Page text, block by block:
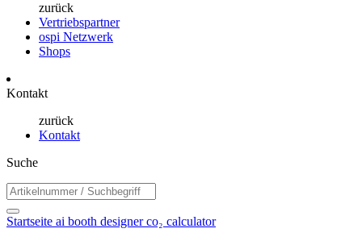
zurück
Vertriebspartner
ospi Netzwerk
Shops
Kontakt
zurück
Kontakt
Suche
Startseite ai booth designerco₂ calculator